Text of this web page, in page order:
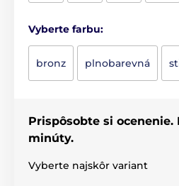
Vyberte farbu:
bronz plnobarevná
Prispôsobte si ocenenie.
minúty.
Vyberte najskôr variant